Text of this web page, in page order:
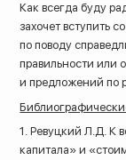
Как всегда буду
захочет вступить
по поводу
правильности или
и предложений по
1. Ревуцкий Л.Д. К
капитала» и